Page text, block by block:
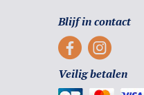
Blijf in contact
Veilig betalen